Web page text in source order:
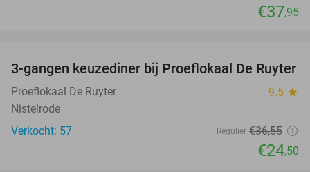
€37,95
33%
3-gangen keuzediner bij Proeflokaal De Ruyter
Proeflokaal De Ruyter 9.5 star
Nistelrode
Verkocht: 57
Regulier €36,55
€24,50